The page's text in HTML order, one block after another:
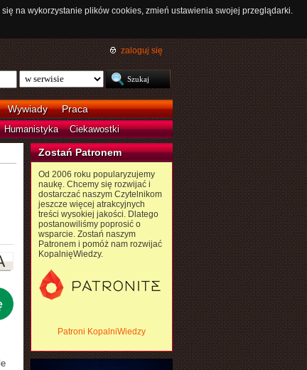
na wykorzystanie plików cookies, zmień ustawienia swojej przeglądarki.
zaloguj się
Wywiady Praca
Humanistyka Ciekawostki
Zostań Patronem
Od 2006 roku popularyzujemy
naukę. Chcemy się rozwijać i
dostarczać naszym Czytelnikom
jeszcze więcej atrakcyjnych
treści wysokiej jakości. Dlatego
postanowiliśmy poprosić o
wsparcie. Zostań naszym
Patronem i pomóż nam rozwijać
KopalnięWiedzy.
Patroni KopalniWiedzy